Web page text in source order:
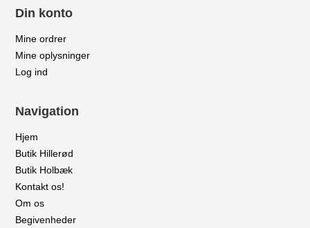
Din konto
Mine ordrer
Mine oplysninger
Log ind
Navigation
Hjem
Butik Hillerød
Butik Holbæk
Kontakt os!
Om os
Begivenheder